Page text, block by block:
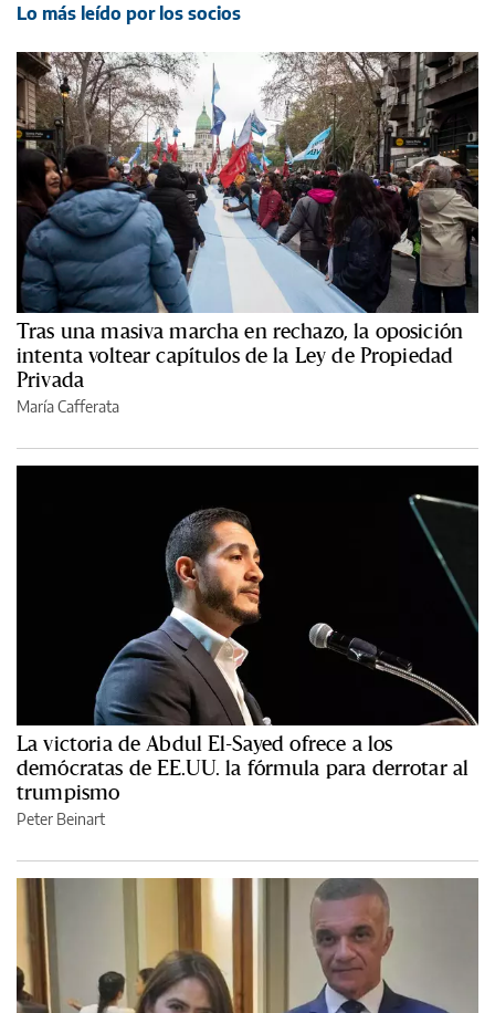
Lo más leído por los socios
Tras una masiva marcha en rechazo, la oposición
intenta voltear capítulos de la Ley de Propiedad
Privada
María Cafferata
La victoria de Abdul El-Sayed ofrece a los
demócratas de EE.UU. la fórmula para derrotar al
trumpismo
Peter Beinart